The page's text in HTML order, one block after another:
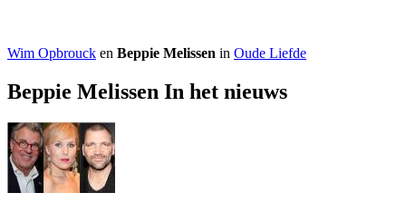
Wim Opbrouck en Beppie Melissen in Oude Liefde
Beppie Melissen In het nieuws